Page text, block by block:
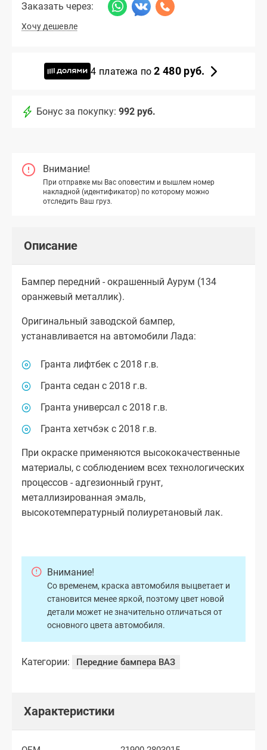
Заказать через:
Хочу дешевле
4 платежа по2 480 руб.
Бонус за покупку: 992 руб.
Внимание!
При отправке мы Вас оповестим и вышлем номер
накладной (идентификатор) по которому можно
отследить Ваш груз.
Описание
Бампер передний - окрашенный Аурум (134
оранжевый металлик).
Оригинальный заводской бампер,
устанавливается на автомобили Лада:
Гранта лифтбек с 2018 г.в.
Гранта седан с 2018 г.в.
Гранта универсал с 2018 г.в.
Гранта хетчбэк с 2018 г.в.
При окраске применяются высококачественные
материалы, с соблюдением всех технологических
процессов - адгезионный грунт,
металлизированная эмаль,
высокотемпературный полиуретановый лак.
Внимание!
Со временем, краска автомобиля выцветает и
становится менее яркой, поэтому цвет новой
детали может не значительно отличаться от
основного цвета автомобиля.
Категории: Передние бампера ВАЗ
Характеристики